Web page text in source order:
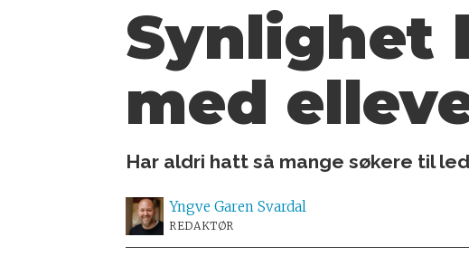
Synlighet
med
Har aldri hatt så mange søkere til
Yngve Garen Svardal
REDAKTØR